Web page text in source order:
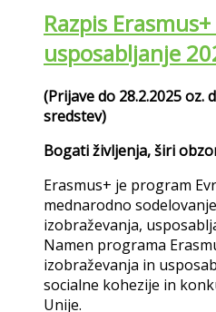
Razpis
usposabljanje
(Prijave do 28.2.2025
sredstev)
Bogati življenja, širi
Erasmus+ je program
mednarodno
izobraževanja,
Namen programa
izobraževanja in
socialne kohezije in
Unije.